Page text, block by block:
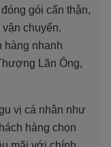
gói cẩn thận,
chuyển.
hàng nhanh
Lãn Ông,
vị cá nhân như
hàng chọn